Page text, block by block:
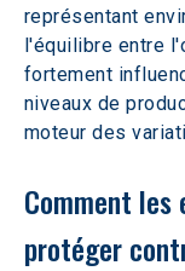
représentant
l'équilibre entre
fortement
niveaux de
moteur des
Comment
protéger